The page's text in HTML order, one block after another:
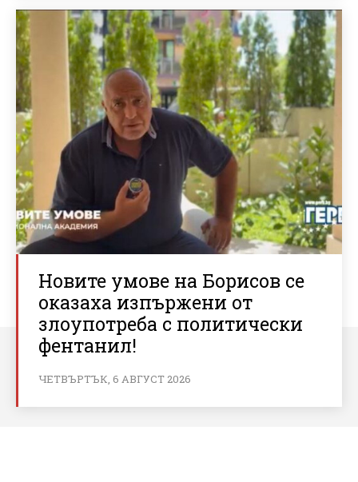
Новите умове на Борисов се
оказаха изпържени от
злоупотреба с политически
фентанил!
ЧЕТВЪРТЪК, 6 АВГУСТ 2026